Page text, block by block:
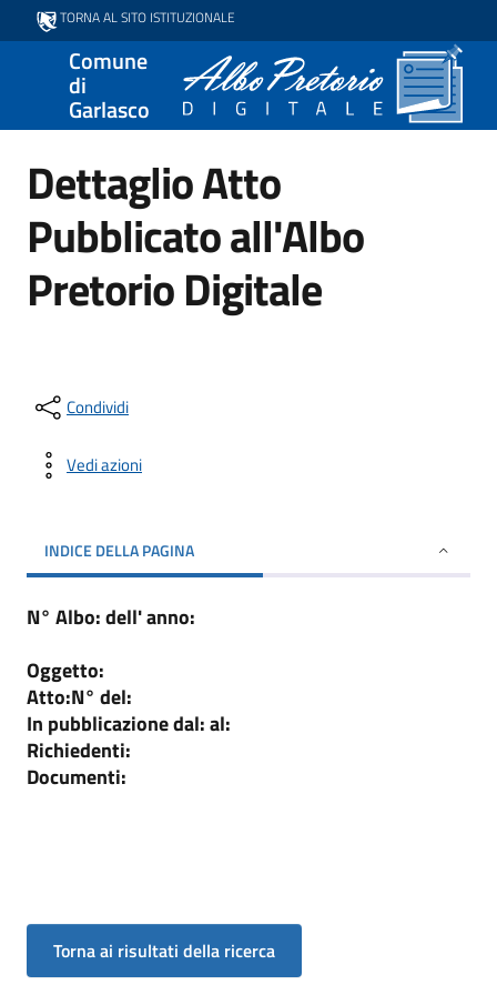
TORNA AL SITO ISTITUZIONALE
Comune
di
Garlasco
Dettaglio Atto
Pubblicato all'Albo
Pretorio Digitale
Condividi
Vedi azioni
INDICE DELLA PAGINA
N° Albo:dell' anno:
Oggetto:
Atto:N° del:
In pubblicazione dal:al:
Richiedenti:
Documenti: